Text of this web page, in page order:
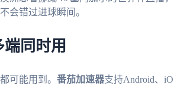
会错过进球瞬间。
同时用
可能用到。 番茄加速器支持Android、